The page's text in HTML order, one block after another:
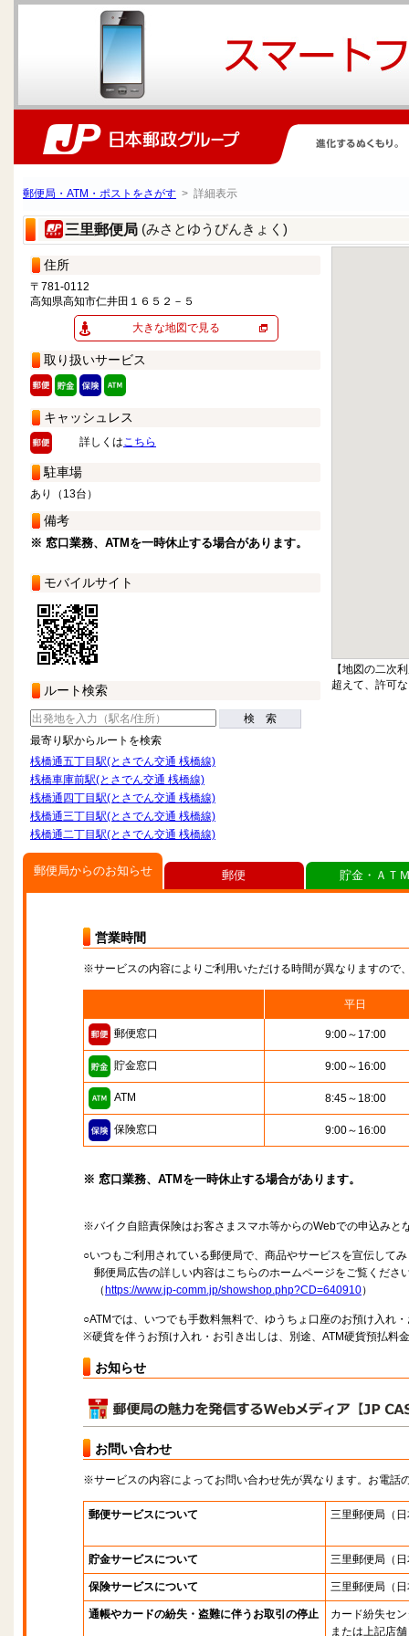
郵便局・ATM・ポストをさがす > 詳細表示
三里郵便局 (みさとゆうびんきょく)
住所
〒781-0112
高知県高知市仁井田１６５２－５
大きな地図で見る
取り扱いサービス
キャッシュレス
詳しくはこちら
駐車場
あり（13台）
備考
※ 窓口業務、ATMを一時休止する場合があります。
モバイルサイト
ルート検索
検 索
最寄り駅からルートを検索
桟橋通五丁目駅(とさでん交通 桟橋線)
桟橋車庫前駅(とさでん交通 桟橋線)
桟橋通四丁目駅(とさでん交通 桟橋線)
桟橋通三丁目駅(とさでん交通 桟橋線)
桟橋通二丁目駅(とさでん交通 桟橋線)
【地図の二次
超えて、許可
郵便局からのお知らせ
営業時間
※サービスの内容によりご利用いただける時間が異なりますので
平日
郵便窓口 9:00～17:00
貯金窓口 9:00～16:00
ATM 8:45～18:00
保険窓口 9:00～16:00
※ 窓口業務、ATMを一時休止する場合があります。
※バイク自賠責保険はお客さまスマホ等からのWebでの申込みと
○いつもご利用されている郵便局で、商品やサービスを宣伝して
郵便局広告の詳しい内容はこちらのホームページをご覧くださ
（ https://www.jp-comm.jp/showshop.php?CD=640910）
○ATMでは、いつでも手数料無料で、ゆうちょ口座のお預け入れ
※硬貨を伴うお預け入れ・お引き出しは、別途、ATM硬貨預払料
お知らせ
お問い合わせ
※サービスの内容によってお問い合わせ先が異なります。お電話
郵便サービスについて 三里郵便局 （
貯金サービスについて 三里郵便局 （
保険サービスについて 三里郵便局 （
通帳やカードの紛失・盗難に伴うお取引の停止
カード紛失セ
または上記店舗
郵便 貯金・ＡＴ